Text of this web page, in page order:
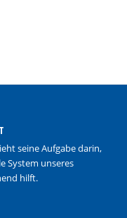
seine Aufgabe darin,
System unseres
hilft.